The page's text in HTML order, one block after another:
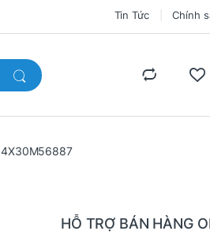
Tin Tức Chính
4X30M56887
HỖ TRỢ BÁN HÀNG